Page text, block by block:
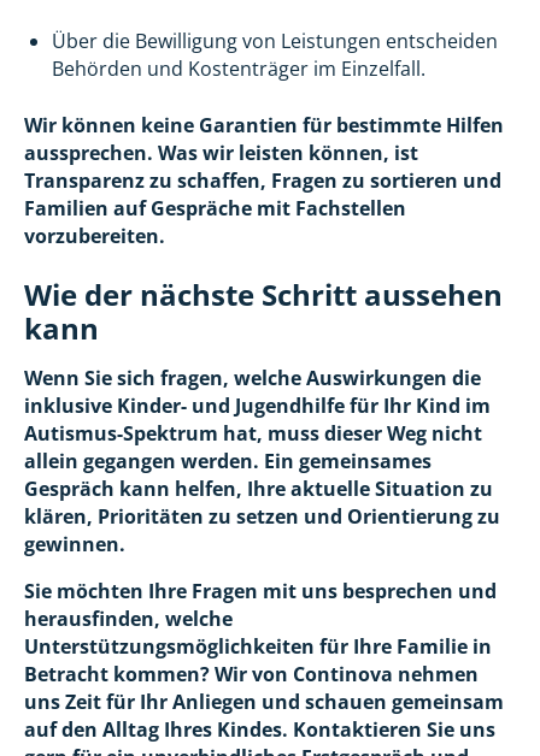
Über die Bewilligung von Leistungen entscheiden
Behörden und Kostenträger im Einzelfall.
Wir können keine Garantien für bestimmte Hilfen
aussprechen. Was wir leisten können, ist
Transparenz zu schaffen, Fragen zu sortieren und
Familien auf Gespräche mit Fachstellen
vorzubereiten.
Wie der nächste Schritt aussehen
kann
Wenn Sie sich fragen, welche Auswirkungen die
inklusive Kinder- und Jugendhilfe für Ihr Kind im
Autismus-Spektrum hat, muss dieser Weg nicht
allein gegangen werden. Ein gemeinsames
Gespräch kann helfen, Ihre aktuelle Situation zu
klären, Prioritäten zu setzen und Orientierung zu
gewinnen.
Sie möchten Ihre Fragen mit uns besprechen und
herausfinden, welche
Unterstützungsmöglichkeiten für Ihre Familie in
Betracht kommen? Wir von Continova nehmen
uns Zeit für Ihr Anliegen und schauen gemeinsam
auf den Alltag Ihres Kindes. Kontaktieren Sie uns